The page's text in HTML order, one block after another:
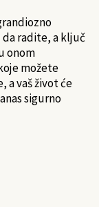
radite, a ključ
onom
možete
a vaš život će
sigurno